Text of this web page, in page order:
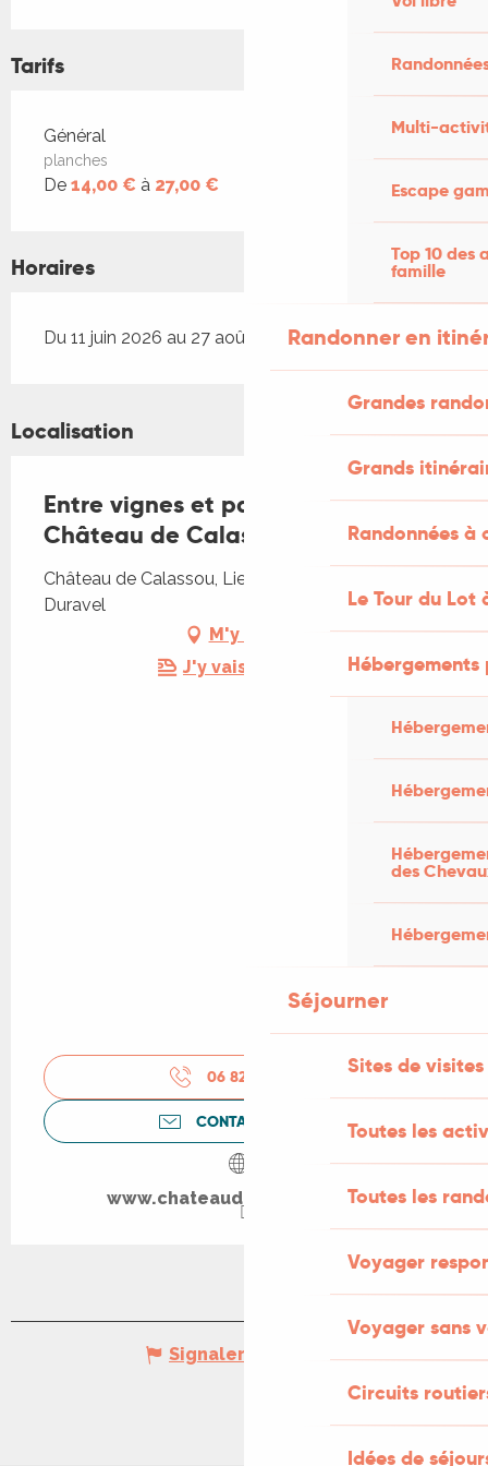
Multi-
Escape
Top 10 des
famille
Randonner en
Grandes
Grands
Randonnées
Le Tour du Lot
des
Séjourner
Sites de visites
Toutes les
Toutes les
Voyager
Voyager sans
Circuits
Idées de
Tarifs
Tarifs 2026
Général
planches
De 14,00 € à 27,00 €
Horaires
Du 11 juin 2026 au 27 août 2026
Localisation
Entre vignes et papilles au
Château de Calassou
Château de Calassou, Lieu-dit Calassou, 46700
Duravel
M'y rendre
J'y vais en train !
06 82 03 47
CONTACTEZ-NOUS
www.chateaudecalassou.com
Signaler une erreur